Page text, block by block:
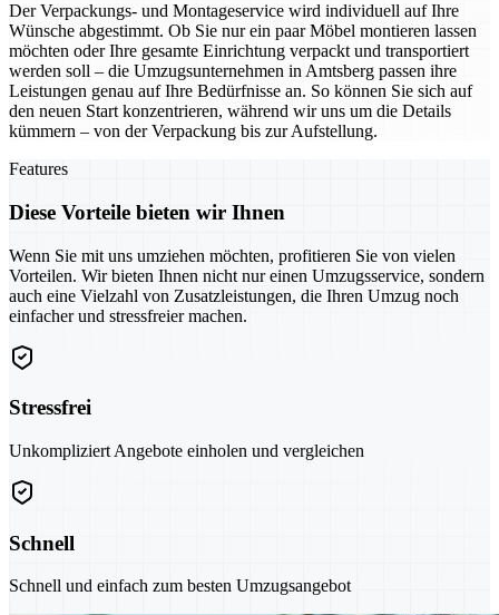
Der Verpackungs- und Montageservice wird individuell auf Ihre
Wünsche abgestimmt. Ob Sie nur ein paar Möbel montieren lassen
möchten oder Ihre gesamte Einrichtung verpackt und transportiert
werden soll – die Umzugsunternehmen in Amtsberg passen ihre
Leistungen genau auf Ihre Bedürfnisse an. So können Sie sich auf
den neuen Start konzentrieren, während wir uns um die Details
kümmern – von der Verpackung bis zur Aufstellung.
Features
Diese Vorteile bieten wir Ihnen
Wenn Sie mit uns umziehen möchten, profitieren Sie von vielen
Vorteilen. Wir bieten Ihnen nicht nur einen Umzugsservice, sondern
auch eine Vielzahl von Zusatzleistungen, die Ihren Umzug noch
einfacher und stressfreier machen.
Stressfrei
Unkompliziert Angebote einholen und vergleichen
Schnell
Schnell und einfach zum besten Umzugsangebot